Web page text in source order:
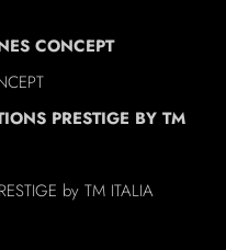
CONCEPT
PRESTIGE BY TM
by TM ITALIA